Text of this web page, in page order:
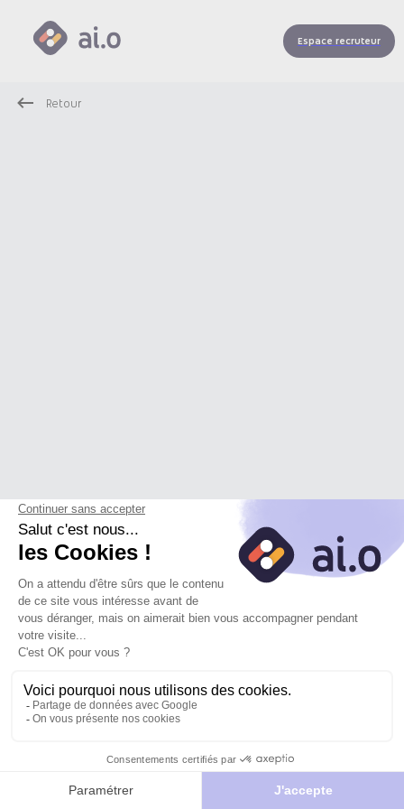
Espace recruteur
Retour